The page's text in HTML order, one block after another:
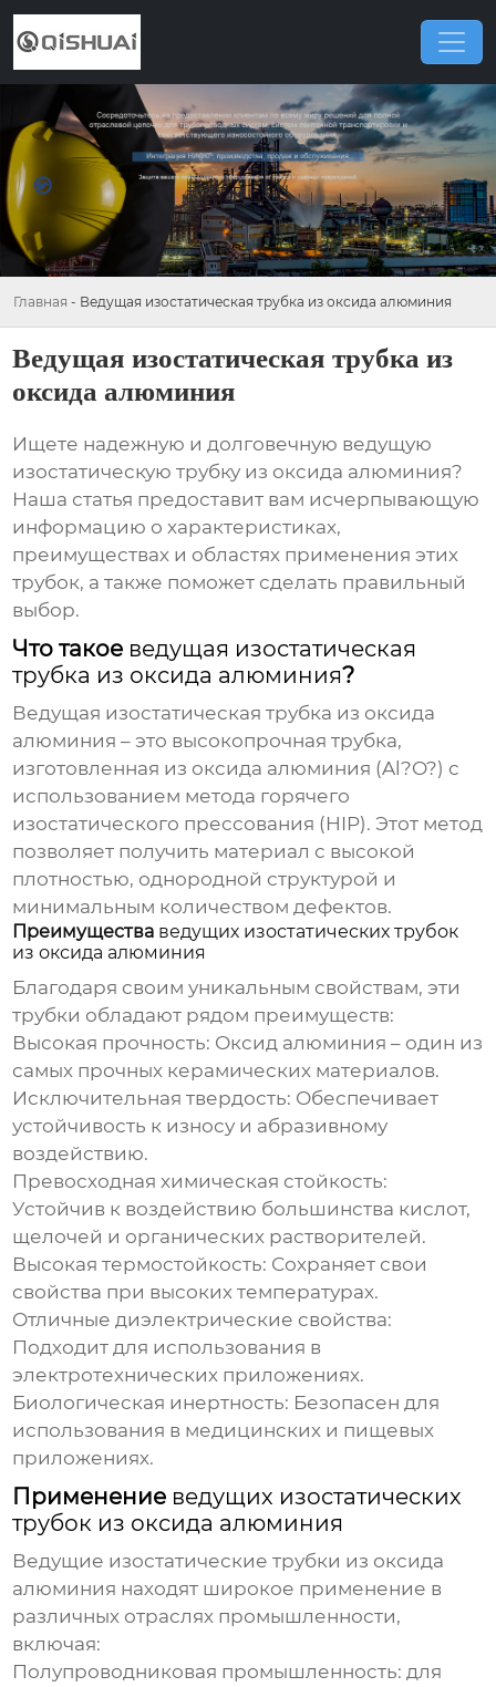
Главная - Ведущая изостатическая трубка из оксида алюминия
Ведущая изостатическая трубка из
оксида алюминия
Ищете надежную и долговечную ведущую
изостатическую трубку из оксида алюминия?
Наша статья предоставит вам исчерпывающую
информацию о характеристиках,
преимуществах и областях применения этих
трубок, а также поможет сделать правильный
выбор.
Что такое ведущая изостатическая
трубка из оксида алюминия?
Ведущая изостатическая трубка из оксида
алюминия – это высокопрочная трубка,
изготовленная из оксида алюминия (Al?O?) с
использованием метода горячего
изостатического прессования (HIP). Этот метод
позволяет получить материал с высокой
плотностью, однородной структурой и
минимальным количеством дефектов.
Преимущества ведущих изостатических трубок
из оксида алюминия
Благодаря своим уникальным свойствам, эти
трубки обладают рядом преимуществ:
Высокая прочность: Оксид алюминия – один из
самых прочных керамических материалов.
Исключительная твердость: Обеспечивает
устойчивость к износу и абразивному
воздействию.
Превосходная химическая стойкость:
Устойчив к воздействию большинства кислот,
щелочей и органических растворителей.
Высокая термостойкость: Сохраняет свои
свойства при высоких температурах.
Отличные диэлектрические свойства:
Подходит для использования в
электротехнических приложениях.
Биологическая инертность: Безопасен для
использования в медицинских и пищевых
приложениях.
Применение ведущих изостатических
трубок из оксида алюминия
Ведущие изостатические трубки из оксида
алюминия находят широкое применение в
различных отраслях промышленности,
включая:
Полупроводниковая промышленность: для